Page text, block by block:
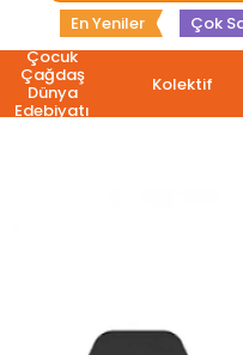
En Yeniler Çok
Çocuk
Çağdaş
Dünya
Edebiyatı
Kolektif